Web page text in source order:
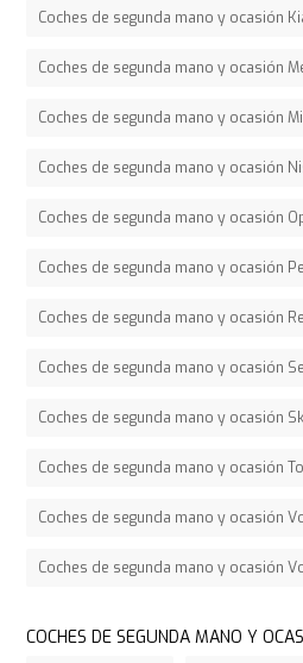
Coches de segunda mano y ocasión
Coches de segunda mano y ocasión
Coches de segunda mano y ocasión
Coches de segunda mano y ocasión
Coches de segunda mano y ocasión
Coches de segunda mano y ocasión
Coches de segunda mano y ocasión
Coches de segunda mano y ocasión
Coches de segunda mano y ocasión
Coches de segunda mano y ocasión
Coches de segunda mano y ocasión
Coches de segunda mano y ocasión
COCHES DE SEGUNDA MANO Y